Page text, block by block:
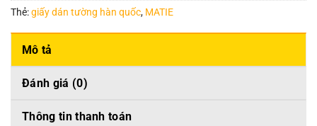
Thẻ:giấy dán tường hàn quốc, MATIE
Mô tả
Đánh giá (0)
Thông tin thanh toán